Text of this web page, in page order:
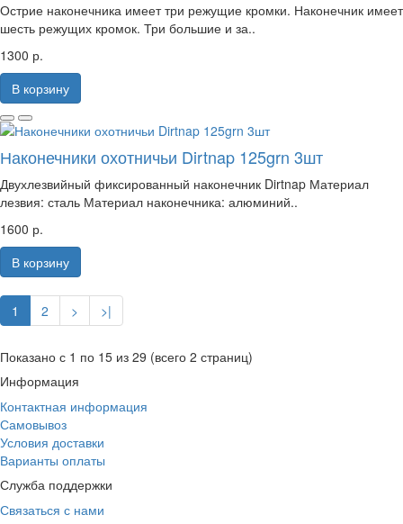
Острие наконечника имеет три режущие кромки. Наконечник имеет
шесть режущих кромок. Три большие и за..
1300 р.
В корзину
Наконечники охотничьи Dirtnap 125grn 3шт
Двухлезвийный фиксированный наконечник Dirtnap Материал
лезвия: сталь Материал наконечника: алюминий..
1600 р.
В корзину
1 2 > >|
Показано с 1 по 15 из 29 (всего 2 страниц)
Информация
Контактная информация
Самовывоз
Условия доставки
Варианты оплаты
Служба поддержки
Связаться с нами